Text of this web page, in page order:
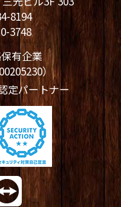
8194
3748
有企業
）
定パートナー